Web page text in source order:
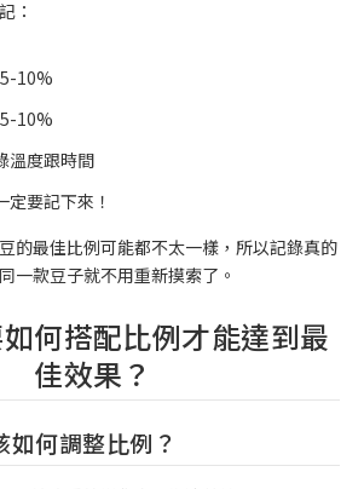
：
10%
10%
溫度跟時間
要記下來！
的最佳比例可能都不太一樣，所以記錄真的
一款豆子就不用重新摸索了。
何搭配比例才能達到最
佳效果？
何調整比例？